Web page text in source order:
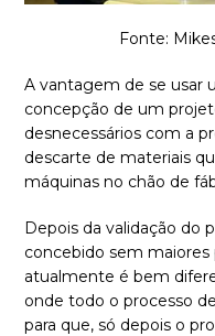
Fonte:
A vantagem de se usar
concepção de um
desnecessários com a
descarte de materiais
máquinas no chão de
Depois da validação do
concebido sem
atualmente é bem
onde todo o processo
para que, só depois o